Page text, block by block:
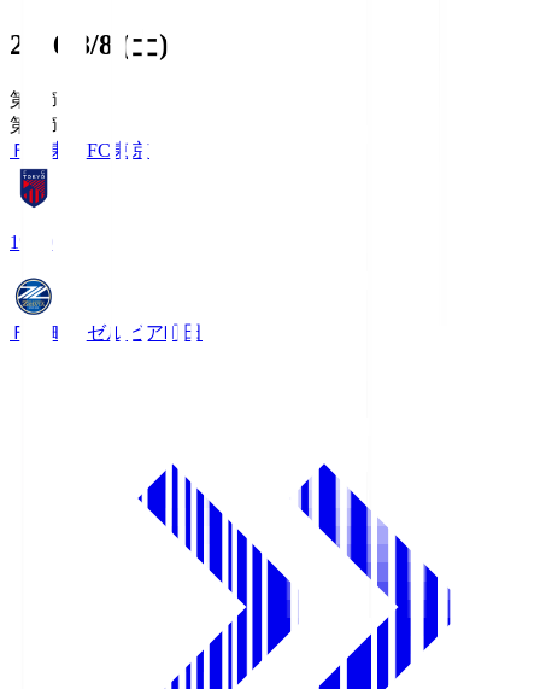
2026/8/8 (土)
第1節
第1節
ＦＣ東京 FC東京
19:00
ＦＣ町田ゼルビア町田